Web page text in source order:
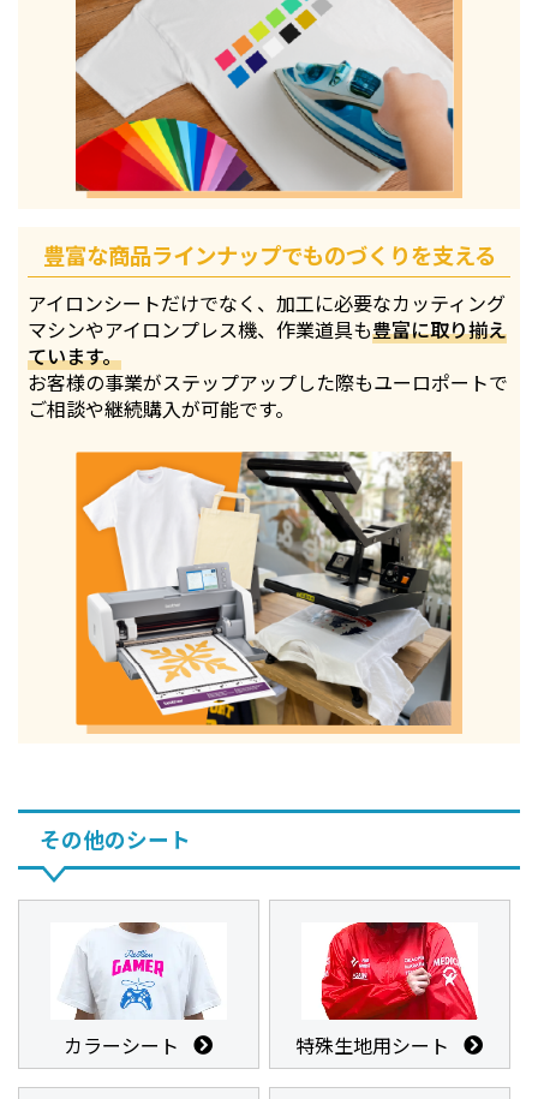
豊富な商品ラインナップでものづくりを支える
アイロンシートだけでなく、加工に必要なカッティング
マシンやアイロンプレス機、作業道具も豊富に取り揃え
ています。
お客様の事業がステップアップした際もユーロポートで
ご相談や継続購入が可能です。
その他のシート
カラーシート 特殊生地用シート